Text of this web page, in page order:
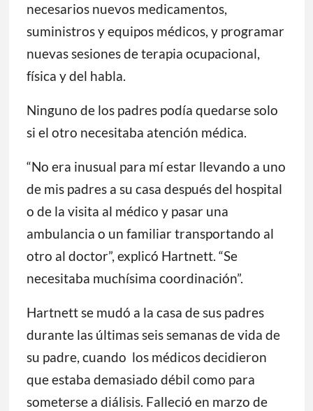
necesarios nuevos medicamentos,
suministros y equipos médicos, y programar
nuevas sesiones de terapia ocupacional,
física y del habla.
Ninguno de los padres podía quedarse solo
si el otro necesitaba atención médica.
“No era inusual para mí estar llevando a uno
de mis padres a su casa después del hospital
o de la visita al médico y pasar una
ambulancia o un familiar transportando al
otro al doctor”, explicó Hartnett. “Se
necesitaba muchísima coordinación”.
Hartnett se mudó a la casa de sus padres
durante las últimas seis semanas de vida de
su padre, cuando los médicos decidieron
que estaba demasiado débil como para
someterse a diálisis. Falleció en marzo de